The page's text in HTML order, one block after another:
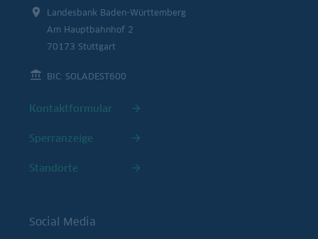
Landesbank Baden-Württemberg
Am Hauptbahnhof 2
70173 Stuttgart
BIC: SOLADEST600
Kontaktformular
Sperranzeige
Standorte
Social Media